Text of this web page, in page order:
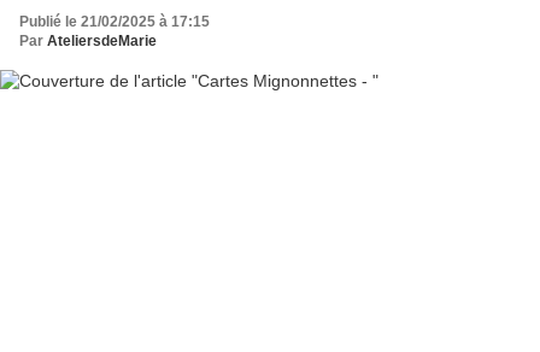
Publié le 21/02/2025 à 17:15
Par AteliersdeMarie